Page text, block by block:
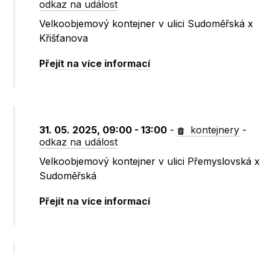
odkaz na událost
Velkoobjemový kontejner v ulici Sudoměřská x
Křišťanova
Přejít na více informací
31. 05. 2025, 09:00 - 13:00 - kontejnery -
odkaz na událost
Velkoobjemový kontejner v ulici Přemyslovská x
Sudoměřská
Přejít na více informací